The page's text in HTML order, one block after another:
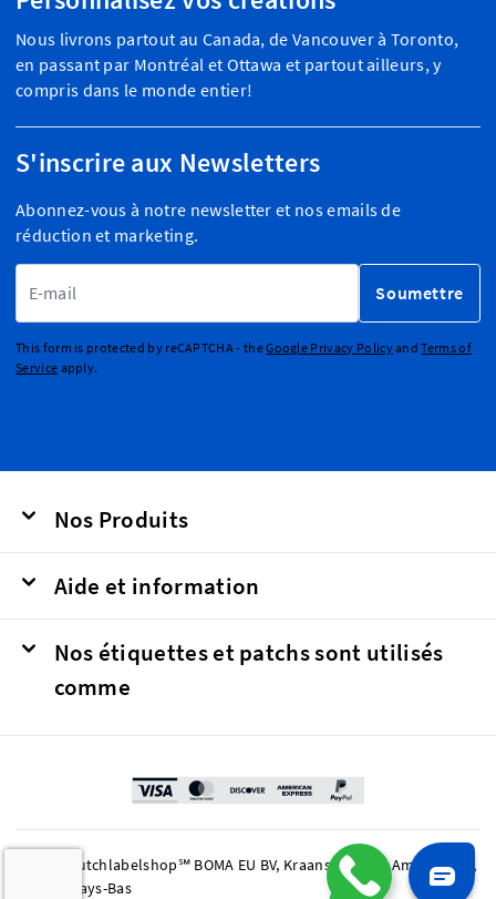
Nous livrons partout au Canada, de Vancouver à Toronto,
en passant par Montréal et Ottawa et partout ailleurs, y
compris dans le monde entier!
S'inscrire aux Newsletters
Abonnez-vous à notre newsletter et nos emails de
réduction et marketing.
Soumettre
This form is protected by reCAPTCHA - theGoogle Privacy PolicyandTerms of
Service apply.
Nos Produits
Aide et information
Nos étiquettes et patchs sont utilisés
comme
© 2026 Dutchlabelshop℠ BOMA EU BV, Kraanspoor 50, Amsterdam,
1033 SE Pays-Bas